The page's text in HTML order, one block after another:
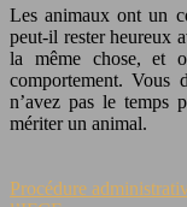
Les animaux ont un
peut-il rester heureux
la même chose, et
comportement. Vous
n’avez pas le temps
mériter un animal.
Procédure